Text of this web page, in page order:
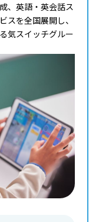
、英語・英会話ス
スを全国展開し、
気スイッチグルー
まで学べる最高の
度に合わせた個
ぶことが出来ま
さい。
明致します。